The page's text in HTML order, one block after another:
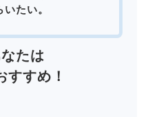
たい。
たは
すすめ！